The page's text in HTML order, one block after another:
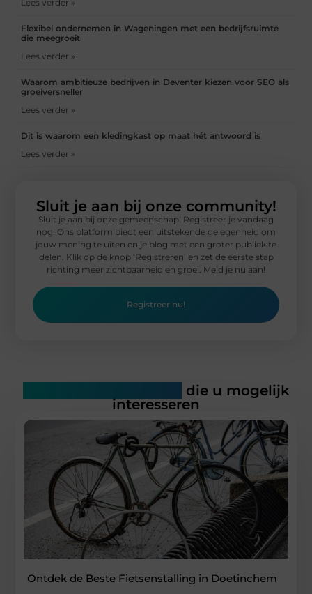
Lees verder »
Flexibel ondernemen in Wageningen met een bedrijfsruimte
die meegroeit
Lees verder »
Waarom ambitieuze bedrijven in Deventer kiezen voor SEO als
groeiversneller
Lees verder »
Dit is waarom een kledingkast op maat hét antwoord is
Lees verder »
Sluit je aan bij onze community!
Sluit je aan bij onze gemeenschap! Registreer je vandaag
nog. Ons platform biedt een uitstekende gelegenheid om
jouw mening te uiten en je blog met een groter publiek te
delen. Klik op de knop ‘Registreren’ en zet de eerste stap
richting meer zichtbaarheid en groei. Meld je nu aan!
Registreer nu!
die u mogelijk
interesseren
Ontdek de Beste Fietsenstalling in Doetinchem